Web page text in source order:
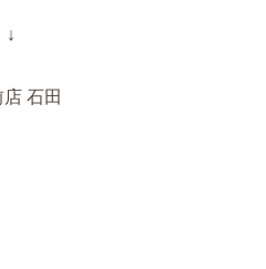
↓
石田